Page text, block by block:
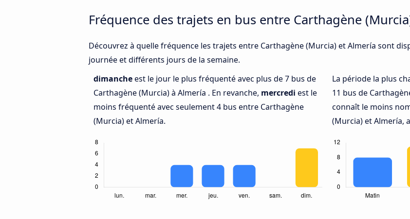
Fréquence des trajets en bus entre Carthagène
Découvrez à quelle fréquence les trajets entre Carthagène (Murcia) et Almería sont
journée et différents jours de la semaine.
dimancheest le jour le plus fréquenté avec plus de 7 bus de
Carthagène (Murcia) à Almería . En revanche, mercredi est le
moins fréquenté avec seulement 4 bus entre Carthagène
(Murcia) et Almería.
La période la plus
11 bus de
connaît le moins
(Murcia) et Almería,